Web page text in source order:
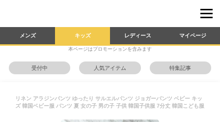
メンズ キッズ レディース マイページ
本ページはプロモーションを含みます
受付中 人気アイテム 特集記事
リネン アラジンパンツ ゆったり サルエルパンツ ジョガーパンツ ベビー キッ
ズ 韓国ベビー服 パンツ 夏 女の子 男の子 子供 韓国子供服 7分丈 韓国こども服